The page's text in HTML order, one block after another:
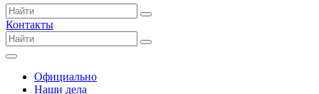
Контакты
Официально
Наши дела